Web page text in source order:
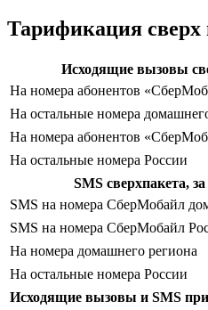
Тарификация сверх
Исходящие вызовы
На номера абонентов
На остальные номера
На номера абонентов
На остальные номера России
SMS сверхпакета,
SMS на номера СберМобайл
SMS на номера СберМобайл
На номера домашнего региона
На остальные номера России
Исходящие вызовы и SMS при